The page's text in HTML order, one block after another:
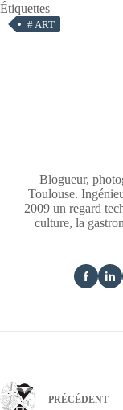
Étiquettes
# ART
Blogueur,
Toulouse.
2009 un regard
culture, la
PRÉCÉDENT